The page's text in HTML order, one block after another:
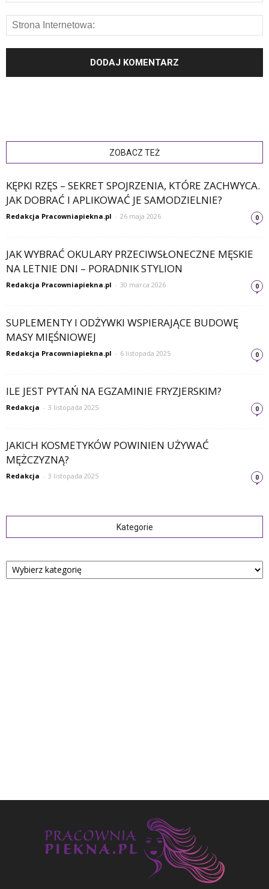
ZOBACZ TEŻ
KĘPKI RZĘS – SEKRET SPOJRZENIA, KTÓRE ZACHWYCA.
JAK DOBRAĆ I APLIKOWAĆ JE SAMODZIELNIE?
Redakcja Pracowniapiekna.pl - 26 maja 2026 0
JAK WYBRAĆ OKULARY PRZECIWSŁONECZNE MĘSKIE
NA LETNIE DNI – PORADNIK STYLION
Redakcja Pracowniapiekna.pl - 30 marca 2026 0
SUPLEMENTY I ODŻYWKI WSPIERAJĄCE BUDOWĘ
MASY MIĘŚNIOWEJ
Redakcja Pracowniapiekna.pl - 6 listopada 2025 0
ILE JEST PYTAŃ NA EGZAMINIE FRYZJERSKIM?
Redakcja - 3 listopada 2025 0
JAKICH KOSMETYKÓW POWINIEN UŻYWAĆ
MĘŻCZYZNĄ?
Redakcja - 3 listopada 2025 0
Kategorie
Kategorie